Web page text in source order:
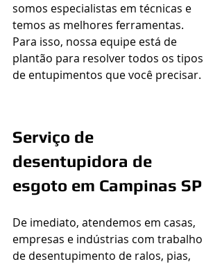
somos especialistas em técnicas e
temos as melhores ferramentas.
Para isso, nossa equipe está de
plantão para resolver todos os tipos
de entupimentos que você precisar.
Serviço de
desentupidora de
esgoto em Campinas SP
De imediato, atendemos em casas,
empresas e indústrias com trabalho
de desentupimento de ralos, pias,